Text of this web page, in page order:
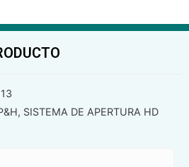
, SISTEMA DE APERTURA HD